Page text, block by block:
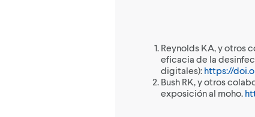
Reynolds KA, y otros
eficacia de la
digitales): https://
Bush RK, y otros
exposición al moho.